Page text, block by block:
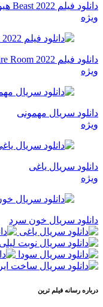
دانلود فیلم Beast 2022 هیولا
ویژه
دانلود فیلم Wire Room 2022 اتاق شنود
ویژه
دانلود سریال مهمونی
ویژه
دانلود سریال یاغی
ویژه
دانلود سریال خون سرد
درباره رسانه فيلم ترين